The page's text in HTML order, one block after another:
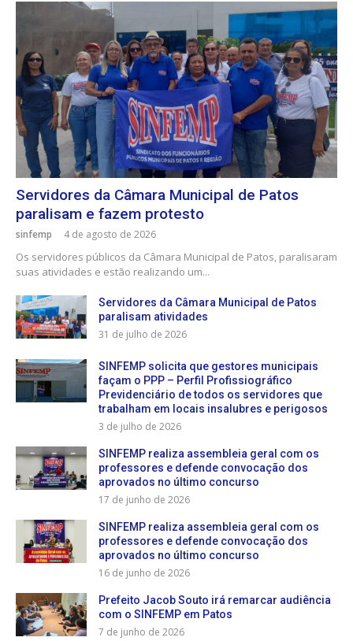
Servidores da Câmara Municipal de Patos
paralisam e fazem protesto
sinfemp 4 de agosto de 2026
Os servidores públicos da Câmara Municipal de Patos, paralisaram
suas atividades e estão realizando um...
Servidores da Câmara Municipal de Patos
paralisam atividades
31 de julho de 2026
SINFEMP solicita que gestores municipais
façam o PPP – Perfil Profissiográfico
Previdenciário de todos os servidores que
trabalham em locais insalubres e perigosos
3 de julho de 2026
SINFEMP realiza assembleia geral com os
professores e defende convocação dos
aprovados no último concurso
17 de junho de 2026
SINFEMP realiza assembleia geral com os
professores e defende convocação dos
aprovados no último concurso
16 de junho de 2026
Prefeito Jacob Souto irá remarcar audiência
com o SINFEMP em Patos
7 de junho de 2026